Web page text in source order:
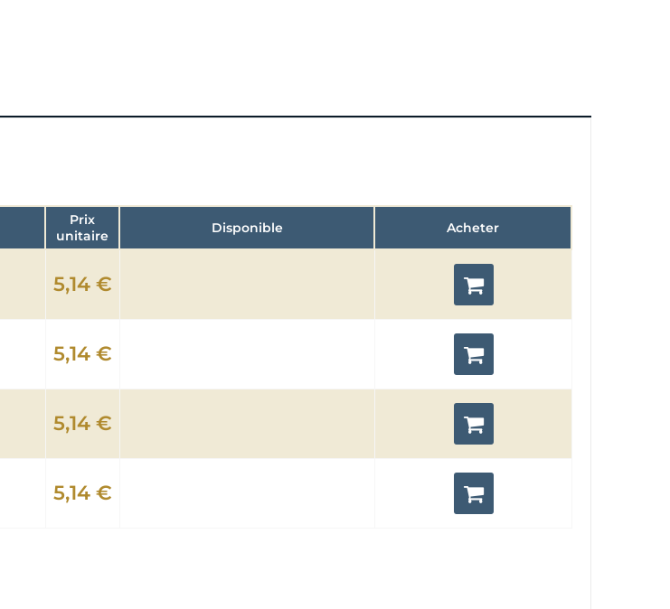
Prix
unitaire
Disponible Acheter
5,14 €
5,14 €
5,14 €
5,14 €